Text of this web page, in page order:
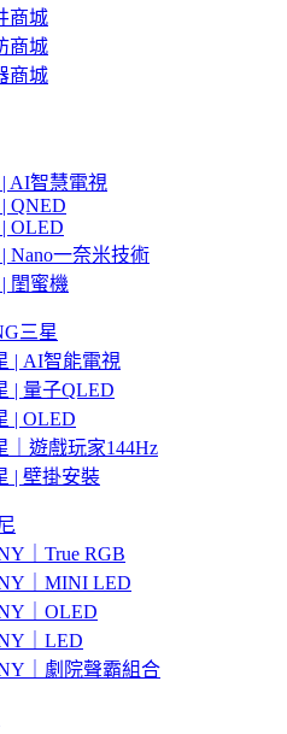
商城
商城
商城
AI智慧電視
QNED
OLED
Nano一奈米技術
閨蜜機
三星
| AI智能電視
| 量子QLED
| OLED
｜遊戲玩家144Hz
| 壁掛安裝
｜True RGB
｜MINI LED
｜OLED
｜LED
｜劇院聲霸組合